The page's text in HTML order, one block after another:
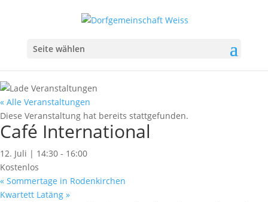
Seite wählen
« Alle Veranstaltungen
Diese Veranstaltung hat bereits stattgefunden.
Café International
12. Juli | 14:30 - 16:00
Kostenlos
« Sommertage in Rodenkirchen
Kwartett Latäng »